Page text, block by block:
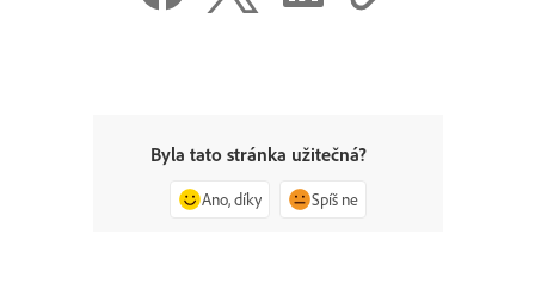
Byla tato stránka užitečná?
Ano, díky Spíš ne